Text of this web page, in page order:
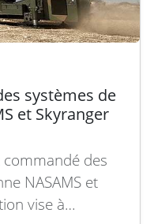
systèmes de
et Skyranger
des
NASAMS et
vise à